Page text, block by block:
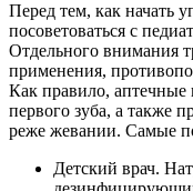
Перед тем, как начать
посоветоваться с
Отдельного внимания
применения,
Как правило, аптечные
первого зуба, а также
реже жевании. Самые
Детский врач.